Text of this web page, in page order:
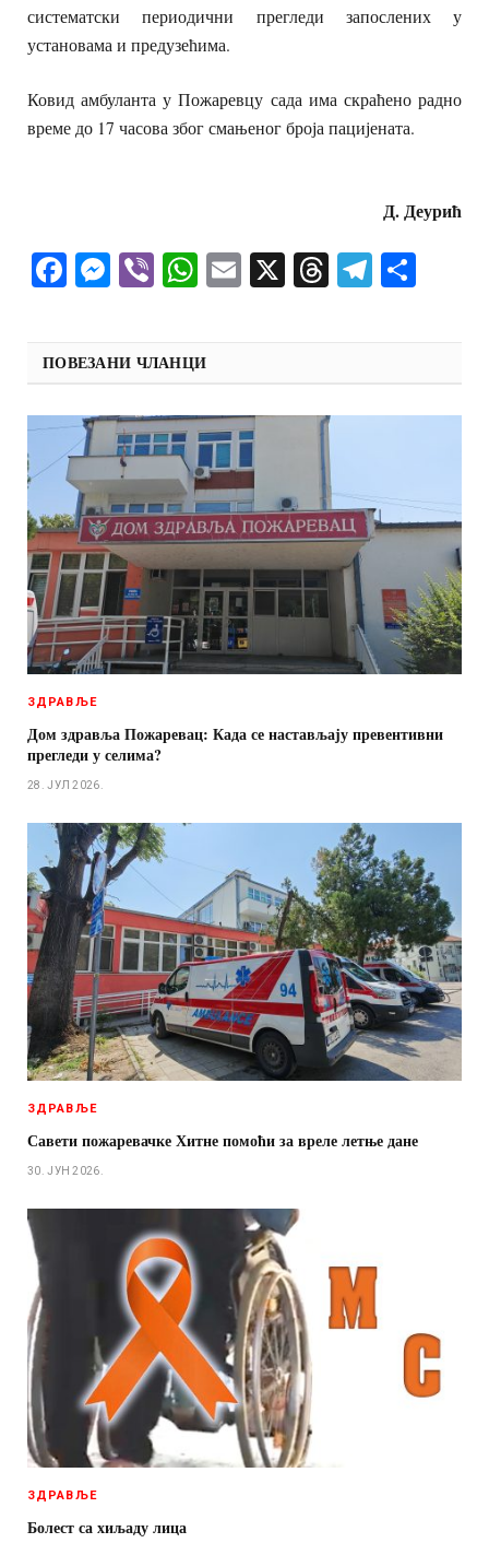
систематски периодични прегледи запослених у
установама и предузећима.
Ковид амбуланта у Пожаревцу сада има скраћено радно
време до 17 часова због смањеног броја пацијената.
Д. Деурић
Facebook
Messenger
ViberWhatsApp
Email
X Threads
ПОВЕЗАНИ ЧЛАНЦИ
ЗДРАВЉЕ
Дом здравља Пожаревац: Када се настављају превентивни
прегледи у селима?
28. ЈУЛ 2026.
ЗДРАВЉЕ
Савети пожаревачке Хитне помоћи за вреле летње дане
30. ЈУН 2026.
ЗДРАВЉЕ
Болест са хиљаду лица